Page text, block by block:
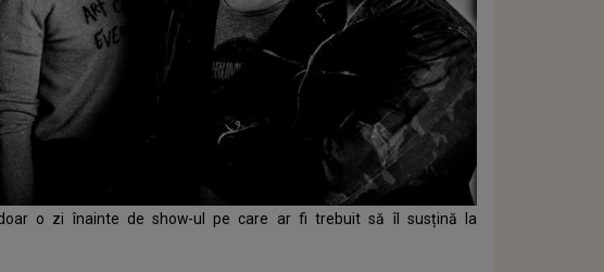
o zi înainte de show-ul pe care ar fi trebuit să îl susțină la